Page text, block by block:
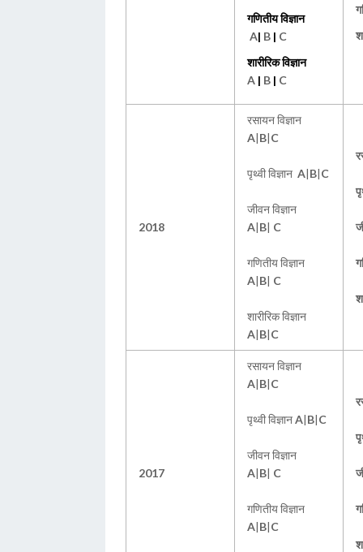
गणितीय विज्ञान
A| B | C
शारीरिक विज्ञान
A | B | C
2018
रसायन विज्ञान
A|B|C
पृथ्वी विज्ञान A|B|C
जीवन विज्ञान
A|B| C
गणितीय विज्ञान
A|B| C
शारीरिक विज्ञान
A|B|C
2017
रसायन विज्ञान
A|B|C
पृथ्वी विज्ञानA|B|C
जीवन विज्ञान
A|B| C
गणितीय विज्ञान
A|B|C